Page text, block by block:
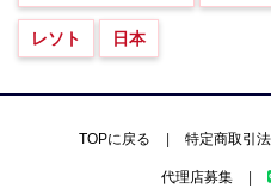
レソト 日本
TOPに戻る 特定商取引
代理店募集